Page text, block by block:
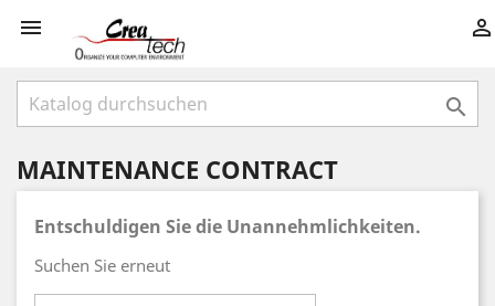
 

MAINTENANCE CONTRACT
Entschuldigen Sie die Unannehmlichkeiten.
Suchen Sie erneut